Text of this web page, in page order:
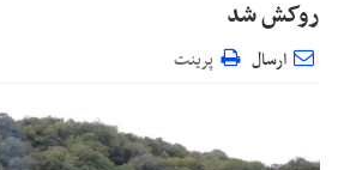
روکش شد
ارسال پرینت